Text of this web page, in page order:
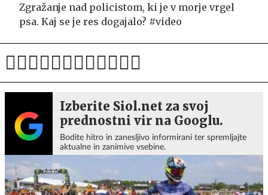
Zgražanje nad policistom, ki je v morje vrgel
psa. Kaj se je res dogajalo? #video
Izberite Siol.net za svoj
prednostni vir na Googlu.
Bodite hitro in zanesljivo informirani ter spremljajte
aktualne in zanimive vsebine.